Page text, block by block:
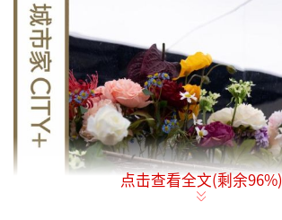
点击查看全文(剩余96%)